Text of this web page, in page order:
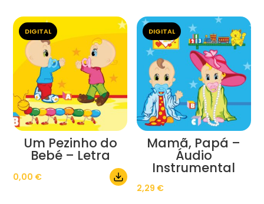
DIGITAL
Um Pezinho do
Bebé – Letra
0,00 €
DIGITAL
Mamã, Papá –
Áudio
Instrumental
2,29 €